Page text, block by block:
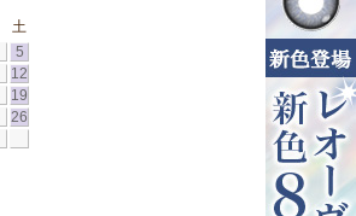
土
5
12
19
26